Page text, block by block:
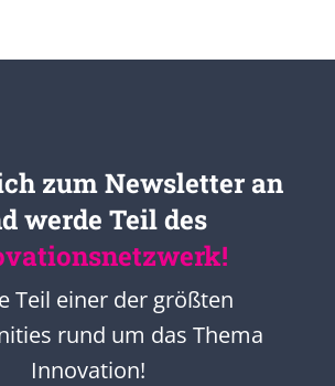
zum Newsletter an
werde Teil des
Teil einer der größten
rund um das Thema
Innovation!